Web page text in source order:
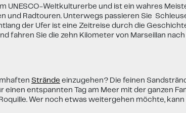
UNESCO-Weltkulturerbe und ist ein wahres
und Radtouren. Unterwegs passieren Sie
der Ufer ist eine Zeitreise durch die
fahren Sie die zehn Kilometer von Marseillan
Strände einzugehen? Die feinen
entspannten Tag am Meer mit der ganzen
Wer noch etwas weitergehen möchte, kann